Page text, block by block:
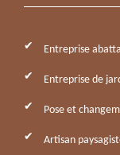
Entreprise
Entreprise de
Pose et
Artisan